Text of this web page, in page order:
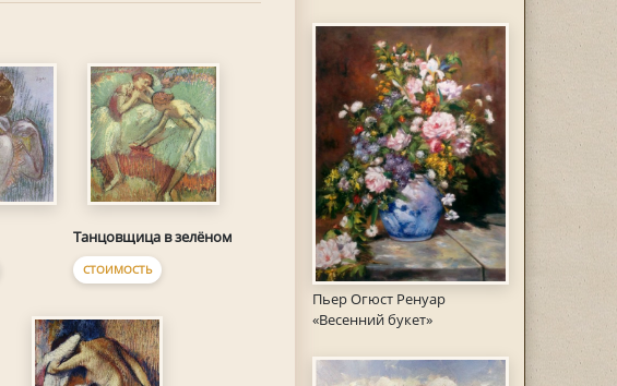
Пьер Огюст Ренуар
«Весенний букет»
Танцовщица в зелёном
СТОИМОСТЬ